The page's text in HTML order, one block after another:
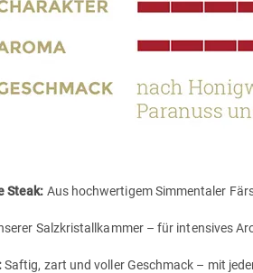
Steak: Aus hochwertigem Simmentaler
Salzkristallkammer – für intensives
Saftig, zart und voller Geschmack – mit